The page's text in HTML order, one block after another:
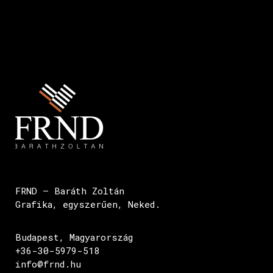
FRND – Baráth Zoltán
Grafika, egyszerűen, Neked.
Budapest, Magyarország
+36-30-5979-518
info@frnd.hu